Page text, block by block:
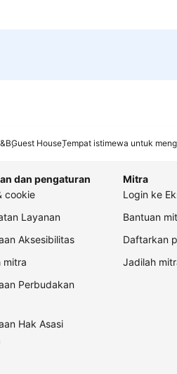
Guest HouseTempat istimewa untuk
dan pengaturan
cookie
Layanan
Aksesibilitas
mitra
Perbudakan
Hak Asasi
Mitra
Login ke
Bantuan
Daftarkan
Jadilah